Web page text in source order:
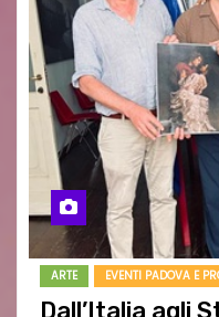
ARTE EVENTI PADOVA E
Dall’Italia agli